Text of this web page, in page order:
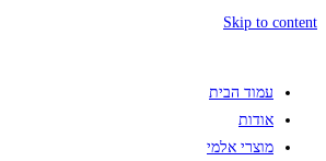
Skip to content
עמוד הבית
אודות
מוצרי אלמי